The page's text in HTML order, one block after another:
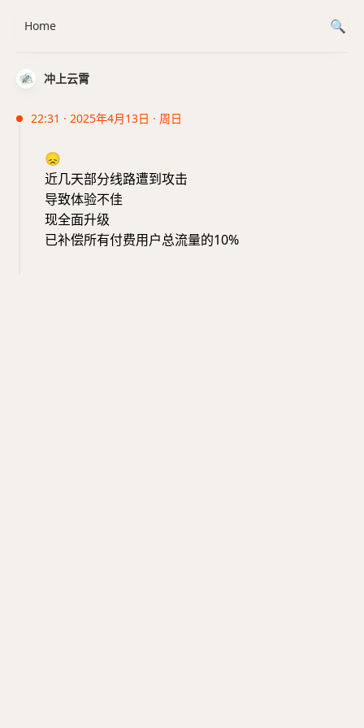
冲上云霄
22:31 · 2025年4月13日 · 周日
😞
近几天部分线路遭到攻击
导致体验不佳
现全面升级
已补偿所有付费用户总流量的10%
Home